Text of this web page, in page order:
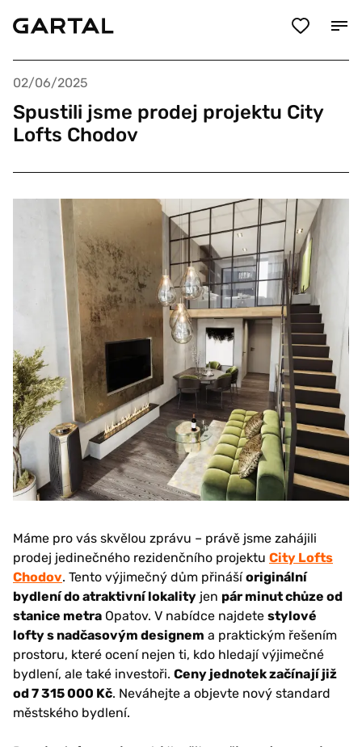
02/06/2025
Spustili jsme prodej projektu City
Lofts Chodov
Máme pro vás skvělou zprávu – právě jsme zahájili
prodej jedinečného rezidenčního projektu City Lofts
Chodov. Tento výjimečný dům přinášíoriginální
bydlení do atraktivní lokality jen pár minut chůze od
stanice metra Opatov. V nabídce najdete stylové
lofty s nadčasovým designem a praktickým řešením
prostoru, které ocení nejen ti, kdo hledají výjimečné
bydlení, ale také investoři. Ceny jednotek začínají již
od 7 315 000 Kč. Neváhejte a objevte nový standard
městského bydlení.